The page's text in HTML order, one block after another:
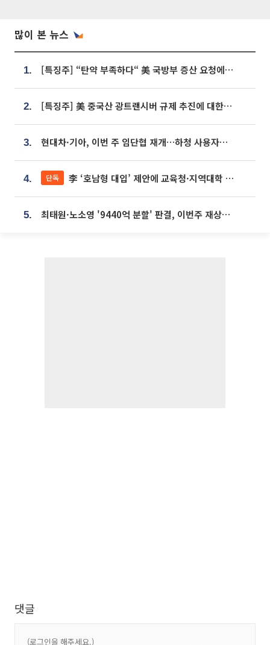
많이 본 뉴스
1. [특징주] “탄약 부족하다“ 美 국방부 증산 요청에⋯국내 방산주 급등세
2. [특징주] 美 중국산 광트랜시버 규제 추진에 대한광통신 등 광통신株 강세
3. 현대차·기아, 이번 주 임단협 재개…하청 사용자성 재심도 ‘변수’
4. 단독 李 ‘호남형 대입’ 제안에 교육청·지역대학 서·논술형 입시 연계 '착수'
5. 최태원·노소영 '9440억 분할' 판결, 이번주 재상고 여부 주목
댓글